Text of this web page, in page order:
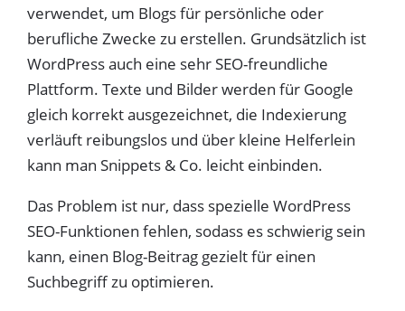
verwendet, um Blogs für persönliche oder
berufliche Zwecke zu erstellen. Grundsätzlich ist
WordPress auch eine sehr SEO-freundliche
Plattform. Texte und Bilder werden für Google
gleich korrekt ausgezeichnet, die Indexierung
verläuft reibungslos und über kleine Helferlein
kann man Snippets & Co. leicht einbinden.
Das Problem ist nur, dass spezielle WordPress
SEO-Funktionen fehlen, sodass es schwierig sein
kann, einen Blog-Beitrag gezielt für einen
Suchbegriff zu optimieren.